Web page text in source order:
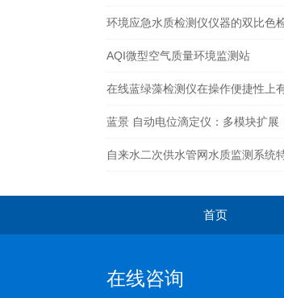
领空主权
环境应急水质检测仪仪器的双比色
系统有什么优势？
AQI微型空气质量环境监测站
在线蓝绿藻检测仪在操作便捷性上
些设计亮点？
蓝景 自动电位滴定仪：多模块扩展
台仪器覆盖 12 大行业检测需求
自来水二次供水管网水质监测系统
首页
在线咨询